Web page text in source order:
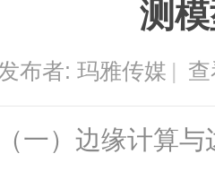
测
布者: 玛雅传媒 |
一）边缘计算